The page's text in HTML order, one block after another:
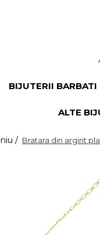
BIJUTERII BARBATI
ALTE
/ Bratara din argint